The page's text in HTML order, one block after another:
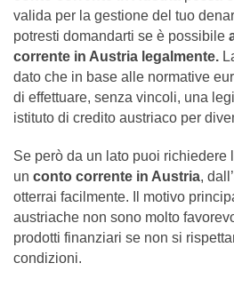
valida per la gestione del tuo
potresti domandarti se è possibile
corrente in Austria legalmente.
dato che in base alle normative
di effettuare, senza vincoli, una
istituto di credito austriaco per
Se però da un lato puoi richiedere
un conto corrente in Austria,
otterrai facilmente. Il motivo
austriache non sono molto
prodotti finanziari se non si
condizioni.